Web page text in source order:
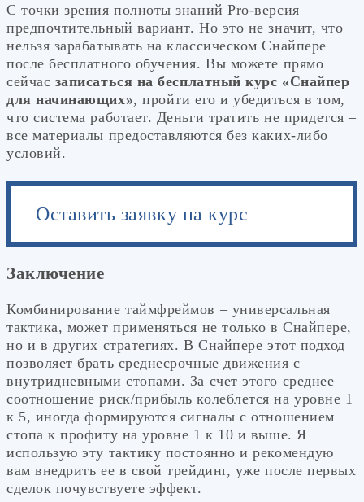
С точки зрения полноты знаний Pro-версия –
предпочтительный вариант. Но это не значит, что
нельзя зарабатывать на классическом Снайпере
после бесплатного обучения. Вы можете прямо
сейчас записаться на бесплатный курс «Снайпер
для начинающих», пройти его и убедиться в том,
что система работает. Деньги тратить не придется –
все материалы предоставляются без каких-либо
условий.
Оставить заявку на курс
Заключение
Комбинирование таймфреймов – универсальная
тактика, может применяться не только в Снайпере,
но и в других стратегиях. В Снайпере этот подход
позволяет брать среднесрочные движения с
внутридневными стопами. За счет этого среднее
соотношение риск/прибыль колеблется на уровне 1
к 5, иногда формируются сигналы с отношением
стопа к профиту на уровне 1 к 10 и выше. Я
использую эту тактику постоянно и рекомендую
вам внедрить ее в свой трейдинг, уже после первых
сделок почувствуете эффект.